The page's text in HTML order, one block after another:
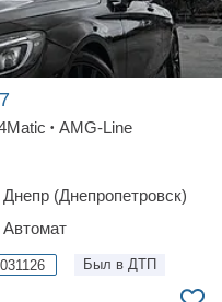
• AMG-Line
Днепр (Днепропетровск)
Автомат
Был в ДТП